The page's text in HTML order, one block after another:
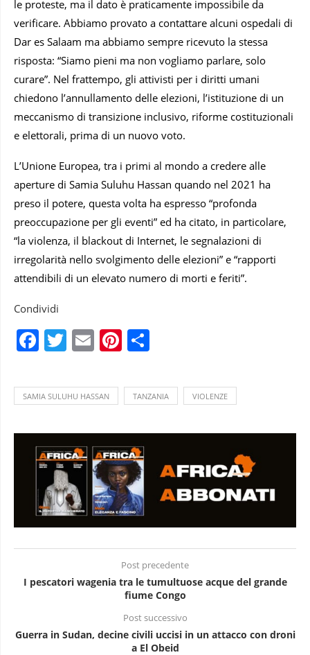
le proteste, ma il dato è praticamente impossibile da
verificare. Abbiamo provato a contattare alcuni ospedali di
Dar es Salaam ma abbiamo sempre ricevuto la stessa
risposta: “Siamo pieni ma non vogliamo parlare, solo
curare”. Nel frattempo, gli attivisti per i diritti umani
chiedono l’annullamento delle elezioni, l’istituzione di un
meccanismo di transizione inclusivo, riforme costituzionali
e elettorali, prima di un nuovo voto.
L’Unione Europea, tra i primi al mondo a credere alle
aperture di Samia Suluhu Hassan quando nel 2021 ha
preso il potere, questa volta ha espresso “profonda
preoccupazione per gli eventi” ed ha citato, in particolare,
“la violenza, il blackout di Internet, le segnalazioni di
irregolarità nello svolgimento delle elezioni” e “rapporti
attendibili di un elevato numero di morti e feriti”.
Condividi
Facebook
Twitter
EmailPinterest
SAMIA SULUHU HASSAN TANZANIA VIOLENZE
Post precedente
I pescatori wagenia tra le tumultuose acque del grande
fiume Congo
Post successivo
Guerra in Sudan, decine civili uccisi in un attacco con droni
a El Obeid